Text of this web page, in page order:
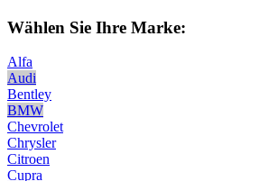
Wählen Sie Ihre Marke:
Alfa
Audi
Bentley
BMW
Chevrolet
Chrysler
Citroen
Cupra